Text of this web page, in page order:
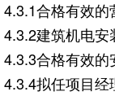
4.3.1合格有效的
4.3.2建筑机电
4.3.3合格有效
4.3.4拟任项目